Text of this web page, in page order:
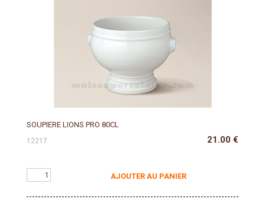
SOUPIERE LIONS PRO 80CL
12217 21.00 €
AJOUTER AU PANIER